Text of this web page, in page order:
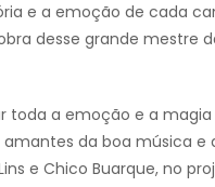
e a emoção de cada
desse grande mestre
toda a emoção e a
da boa música e
e Chico Buarque, no